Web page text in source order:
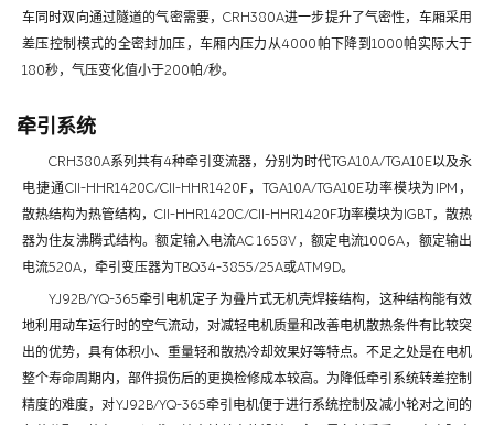
车同时双向通过隧道的气密需要，CRH380A进一步提升了气密性，车厢采用
差压控制模式的全密封加压，车厢内压力从4000帕下降到1000帕实际大于
180秒，气压变化值小于200帕/秒。
牵引系统
CRH380A系列共有4种牵引变流器，分别为时代TGA10A/TGA10E以及永
电捷通CII-HHR1420C/CII-HHR1420F，TGA10A/TGA10E功率模块为IPM，
散热结构为热管结构，CII-HHR1420C/CII-HHR1420F功率模块为IGBT，散热
器为住友沸腾式结构。额定输入电流AC 1658V，额定电流1006A，额定输出
电流520A，牵引变压器为TBQ34-3855/25A或ATM9D。
YJ92B/YQ-365牵引电机定子为叠片式无机壳焊接结构，这种结构能有效
地利用动车运行时的空气流动，对减轻电机质量和改善电机散热条件有比较突
出的优势，具有体积小、重量轻和散热冷却效果好等特点。不足之处是在电机
整个寿命周期内，部件损伤后的更换检修成本较高。为降低牵引系统转差控制
精度的难度，对YJ92B/YQ-365牵引电机便于进行系统控制及减小轮对之间的